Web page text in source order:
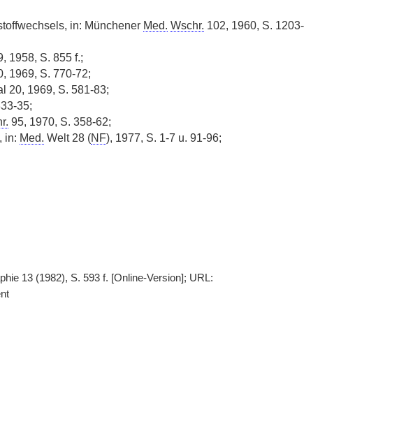
in: Münchener Med. Wschr. 102, 1960, S. 1203-
1958, S. 855 f.;
1969, S. 770-72;
20, 1969, S. 581-83;
35;
95, 1970, S. 358-62;
, in: Med. Welt 28 (NF), 1977, S. 1-7 u. 91-96;
13 (1982), S. 593 f. [Online-Version]; URL: